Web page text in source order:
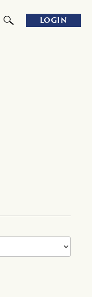
LOGIN